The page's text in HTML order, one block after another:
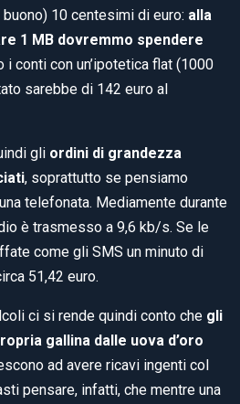
10 centesimi di euro: alla
1 MB dovremmo spendere
i conti con un’ipotetica flat (1000
sarebbe di 142 euro al
gli ordini di grandezza
, soprattutto se pensiamo
telefonata. Mediamente durante
è trasmesso a 9,6 kb/s. Se le
come gli SMS un minuto di
51,42 euro.
ci si rende quindi conto che gli
gallina dalle uova d’oro
ad avere ricavi ingenti col
pensare, infatti, che mentre una